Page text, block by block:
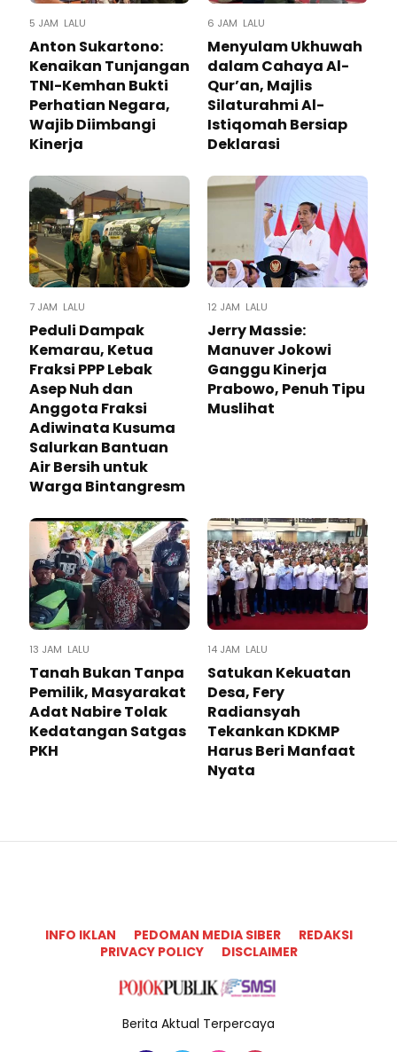
5 JAM LALU
Anton Sukartono:
Kenaikan Tunjangan
TNI-Kemhan Bukti
Perhatian Negara,
Wajib Diimbangi
Kinerja
6 JAM LALU
Menyulam Ukhuwah
dalam Cahaya Al-
Qur’an, Majlis
Silaturahmi Al-
Istiqomah Bersiap
Deklarasi
7 JAM LALU
Peduli Dampak
Kemarau, Ketua
Fraksi PPP Lebak
Asep Nuh dan
Anggota Fraksi
Adiwinata Kusuma
Salurkan Bantuan
Air Bersih untuk
Warga Bintangresm
12 JAM LALU
Jerry Massie:
Manuver Jokowi
Ganggu Kinerja
Prabowo, Penuh Tipu
Muslihat
13 JAM LALU
Tanah Bukan Tanpa
Pemilik, Masyarakat
Adat Nabire Tolak
Kedatangan Satgas
PKH
14 JAM LALU
Satukan Kekuatan
Desa, Fery
Radiansyah
Tekankan KDKMP
Harus Beri Manfaat
Nyata
INFO IKLAN PEDOMAN MEDIA SIBER
REDAKSI
PRIVACY POLICY
DISCLAIMER
Berita Aktual Terpercaya